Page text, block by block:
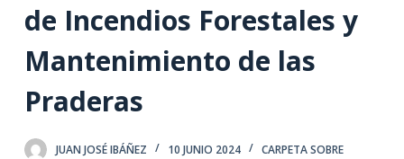
de Incendios Forestales y
Mantenimiento de las
Praderas
JUAN JOSÉ IBÁÑEZ 10 JUNIO 2024
CARPETA SOBRE